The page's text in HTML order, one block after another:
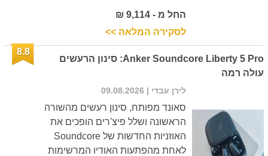
החל מ - 9,114 ₪
לסקירה המלאה >>
Anker Soundcore Liberty 5 Pro: סינון הרעשים
עולה רמה
8.8
לירן עבדי | 09.08.2026
סאונד מפותח, סינון רעשים מהשורה
הראשונה ושלל פיצ'רים הופכים את
האוזניות החדשות של Soundcore
לאחת מהפתעות האודיו המרשימות